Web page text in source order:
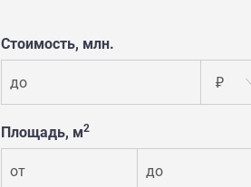
Стоимость, млн.
до ₽
Площадь, м2
от до